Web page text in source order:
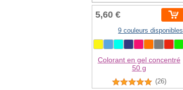
5,60 €
9 couleurs disponibles
Colorant en gel concentré
50 g
(26)